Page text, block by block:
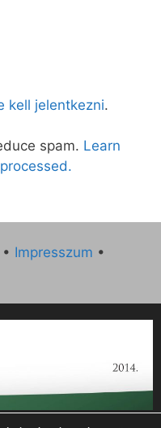
kell jelentkezni.
spam. Learn
• Impresszum •
évi működésének